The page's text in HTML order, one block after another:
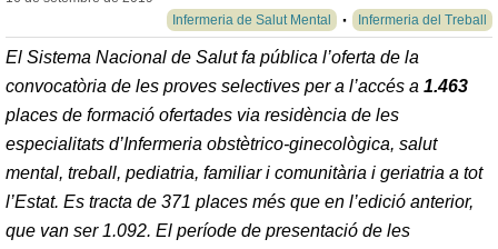
Infermeria de Salut Mental
Infermeria del Treball
El Sistema Nacional de Salut fa pública l’oferta de la
convocatòria de les proves selectives per a l’accés a 1.463
places de formació ofertades via residència de les
especialitats d’Infermeria obstètrico-ginecològica, salut
mental, treball, pediatria, familiar i comunitària i geriatria a tot
l’Estat. Es tracta de 371 places més que en l’edició anterior,
que van ser 1.092. El període de presentació de les